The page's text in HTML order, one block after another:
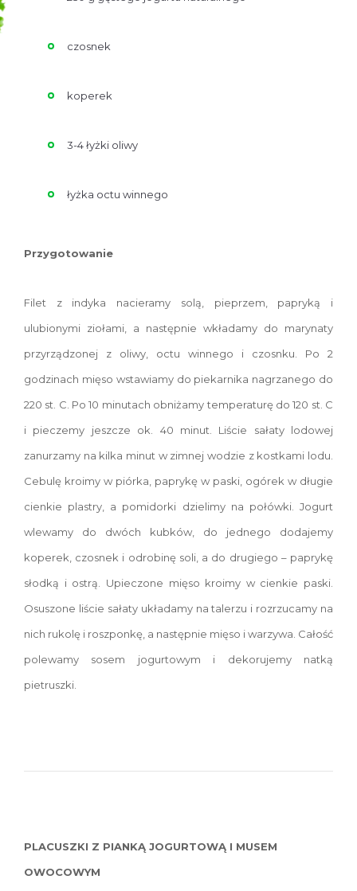
czosnek
koperek
3-4 łyżki oliwy
łyżka octu winnego
Przygotowanie
Filet z indyka nacieramy solą, pieprzem, papryką i
ulubionymi ziołami, a następnie wkładamy do marynaty
przyrządzonej z oliwy, octu winnego i czosnku. Po 2
godzinach mięso wstawiamy do piekarnika nagrzanego do
220 st. C. Po 10 minutach obniżamy temperaturę do 120 st. C
i pieczemy jeszcze ok. 40 minut. Liście sałaty lodowej
zanurzamy na kilka minut w zimnej wodzie z kostkami lodu.
Cebulę kroimy w piórka, paprykę w paski, ogórek w długie
cienkie plastry, a pomidorki dzielimy na połówki. Jogurt
wlewamy do dwóch kubków, do jednego dodajemy
koperek, czosnek i odrobinę soli, a do drugiego – paprykę
słodką i ostrą. Upieczone mięso kroimy w cienkie paski.
Osuszone liście sałaty układamy na talerzu i rozrzucamy na
nich rukolę i roszponkę, a następnie mięso i warzywa. Całość
polewamy sosem jogurtowym i dekorujemy natką
pietruszki.
PLACUSZKI Z PIANKĄ JOGURTOWĄ I MUSEM
OWOCOWYM